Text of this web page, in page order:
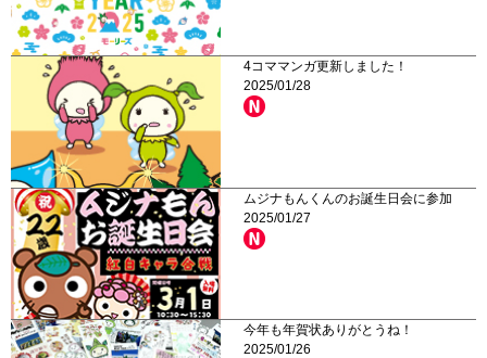
4コママンガ更新しました！
2025/01/28
ムジナもんくんのお誕生日会に参加
2025/01/27
今年も年賀状ありがとうね！
2025/01/26